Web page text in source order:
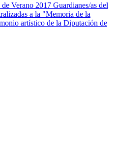
de Verano 2017 Guardianes/as del
a la "Memoria de la
artístico de la Diputación de